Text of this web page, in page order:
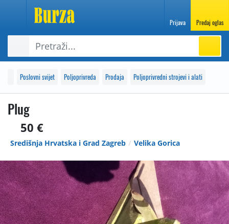
Prijava Predaj oglas
Poslovni svijet Poljoprivreda Prodaja Poljoprivredni strojevi i alati
Plug
50 €
Središnja Hrvatska i Grad Zagreb Velika Gorica